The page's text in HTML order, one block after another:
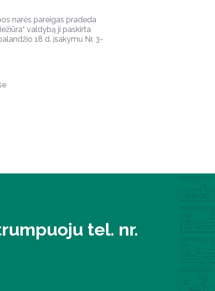
narės pareigas pradeda
valdybą ji paskirta
18 d. įsakymu Nr. 3-
tel. nr.